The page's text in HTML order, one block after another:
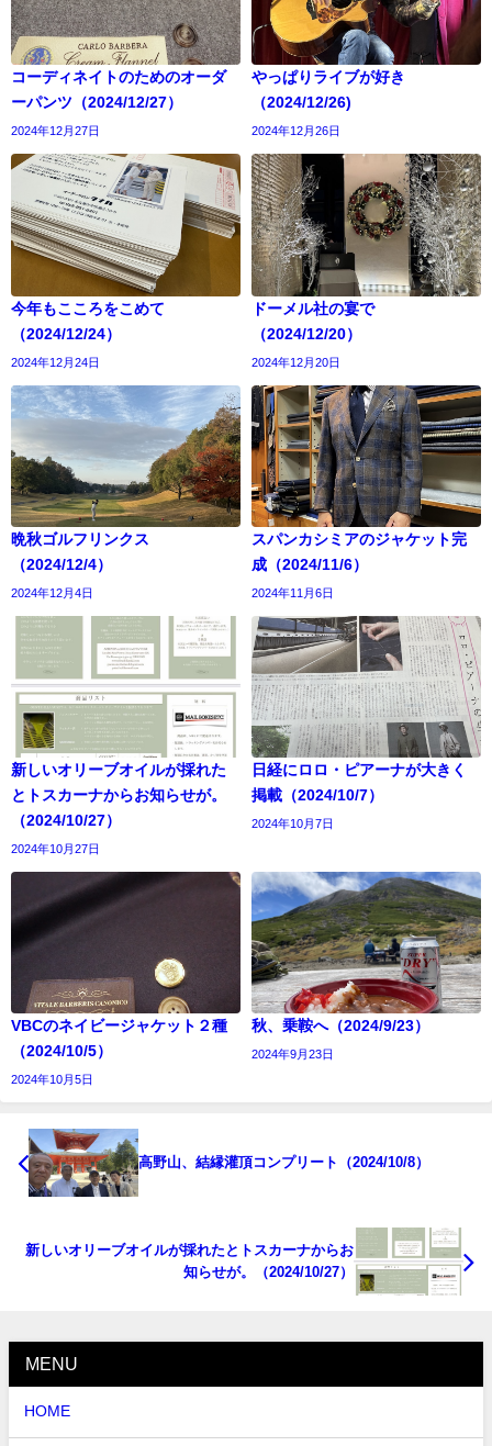
コーディネイトのためのオーダ
ーパンツ（2024/12/27）
2024年12月27日
やっぱりライブが好き
（2024/12/26)
2024年12月26日
今年もこころをこめて
（2024/12/24）
2024年12月24日
ドーメル社の宴で
（2024/12/20）
2024年12月20日
晩秋ゴルフリンクス
（2024/12/4）
2024年12月4日
スパンカシミアのジャケット完
成（2024/11/6）
2024年11月6日
新しいオリーブオイルが採れた
とトスカーナからお知らせが。
（2024/10/27）
2024年10月27日
日経にロロ・ピアーナが大きく
掲載（2024/10/7）
2024年10月7日
VBCのネイビージャケット２種
（2024/10/5）
2024年10月5日
秋、乗鞍へ（2024/9/23）
2024年9月23日
高野山、結縁灌頂コンプリート（2024/10/8）
新しいオリーブオイルが採れたとトスカーナからお
知らせが。（2024/10/27）
MENU
HOME